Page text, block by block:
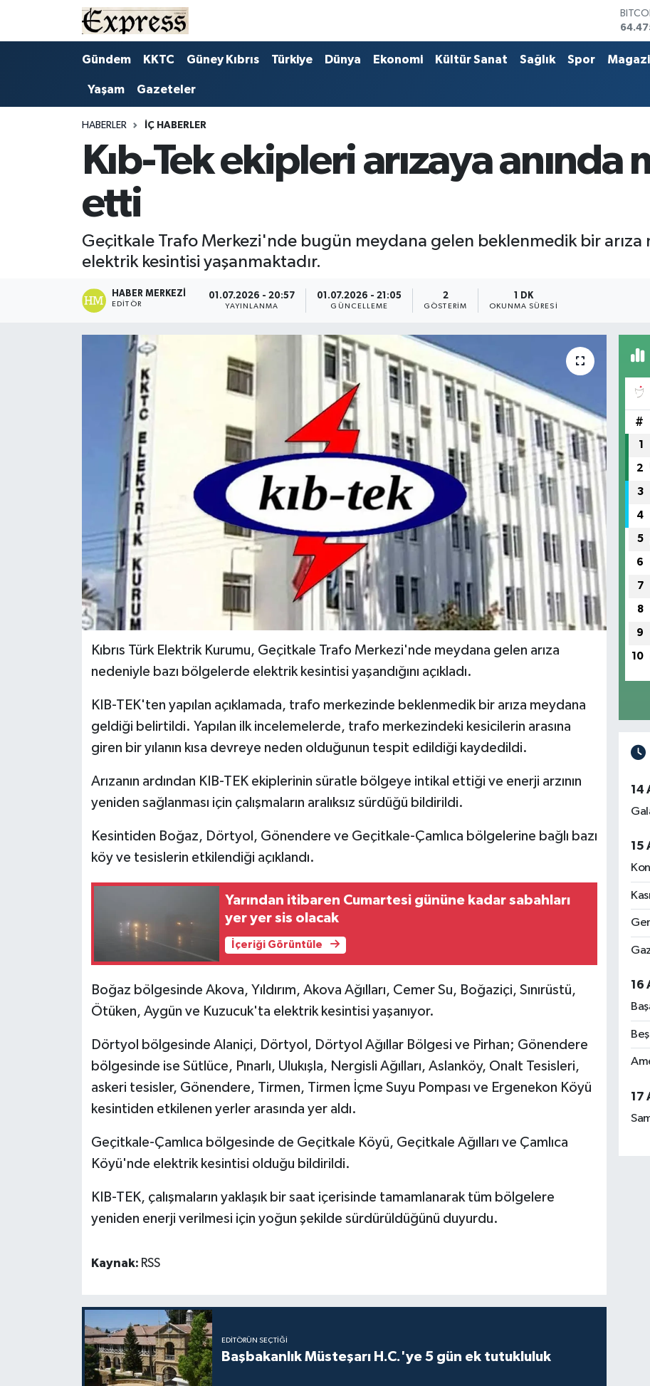
EURO
Gündem KKTC Güney Kıbrıs Türkiye Dünya Ekonomi Kültür Sanat Sağlık Spor
Yaşam Gazeteler
HABERLER İÇ HABERLER
Kıb-Tek ekipleri arızaya anında
etti
Geçitkale Trafo Merkezi'nde bugün meydana gelen beklenmedik bir arıza
elektrik kesintisi yaşanmaktadır.
HABER MERKEZI
EDITÖR
01.07.2026 - 20:57
YAYINLANMA
01.07.2026 - 21:05
GÜNCELLEME
2
GÖSTERIM
1 DK
OKUNMA SÜRESI
Kıbrıs Türk Elektrik Kurumu, Geçitkale Trafo Merkezi'nde meydana gelen arıza
nedeniyle bazı bölgelerde elektrik kesintisi yaşandığını açıkladı.
KIB-TEK'ten yapılan açıklamada, trafo merkezinde beklenmedik bir arıza meydana
geldiği belirtildi. Yapılan ilk incelemelerde, trafo merkezindeki kesicilerin arasına
giren bir yılanın kısa devreye neden olduğunun tespit edildiği kaydedildi.
Arızanın ardından KIB-TEK ekiplerinin süratle bölgeye intikal ettiği ve enerji arzının
yeniden sağlanması için çalışmaların aralıksız sürdüğü bildirildi.
Kesintiden Boğaz, Dörtyol, Gönendere ve Geçitkale-Çamlıca bölgelerine bağlı bazı
köy ve tesislerin etkilendiği açıklandı.
Yarından itibaren Cumartesi gününe kadar sabahları
yer yer sis olacak
İçeriği Görüntüle
Boğaz bölgesinde Akova, Yıldırım, Akova Ağılları, Cemer Su, Boğaziçi, Sınırüstü,
Ötüken, Aygün ve Kuzucuk'ta elektrik kesintisi yaşanıyor.
Dörtyol bölgesinde Alaniçi, Dörtyol, Dörtyol Ağıllar Bölgesi ve Pirhan; Gönendere
bölgesinde ise Sütlüce, Pınarlı, Ulukışla, Nergisli Ağılları, Aslanköy, Onalt Tesisleri,
askeri tesisler, Gönendere, Tirmen, Tirmen İçme Suyu Pompası ve Ergenekon Köyü
kesintiden etkilenen yerler arasında yer aldı.
Geçitkale-Çamlıca bölgesinde de Geçitkale Köyü, Geçitkale Ağılları ve Çamlıca
Köyü'nde elektrik kesintisi olduğu bildirildi.
KIB-TEK, çalışmaların yaklaşık bir saat içerisinde tamamlanarak tüm bölgelere
yeniden enerji verilmesi için yoğun şekilde sürdürüldüğünü duyurdu.
Kaynak: RSS
EDITÖRÜN SEÇTIĞI
Başbakanlık Müsteşarı H.C.'ye 5 gün ek tutukluluk
#
1
2
3
4
5
6
7
8
9
10
14
15
16
17
ALAYKÖY
ALSANCAK
ÇATALKÖY
ENGLISH
GÜNEY KIBRIS
KÜLTÜR SANAT
MAGAZİN
Nöbetçi Eczaneler
ÖZEL HABER
Hava Durumu
Trafik Durumu
Süper Lig Puan Durumu ve Fikstür
Tüm Manşetler
Son Dakika Haberleri
Haber Arşivi